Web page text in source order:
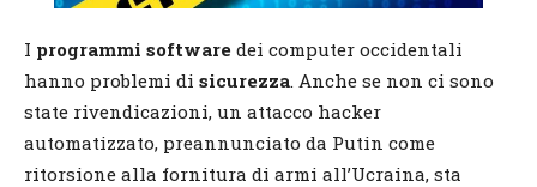
I programmi software dei computer occidentali
hanno problemi di sicurezza. Anche se non ci sono
state rivendicazioni, un attacco hacker
automatizzato, preannunciato da Putin come
ritorsione alla fornitura di armi all’Ucraina, sta